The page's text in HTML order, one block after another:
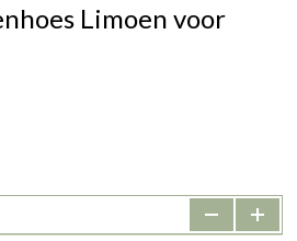
Limoen voor
- +